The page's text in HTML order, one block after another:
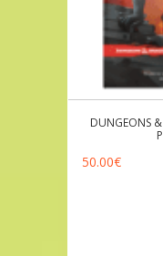
DUNGEONS
50.00€